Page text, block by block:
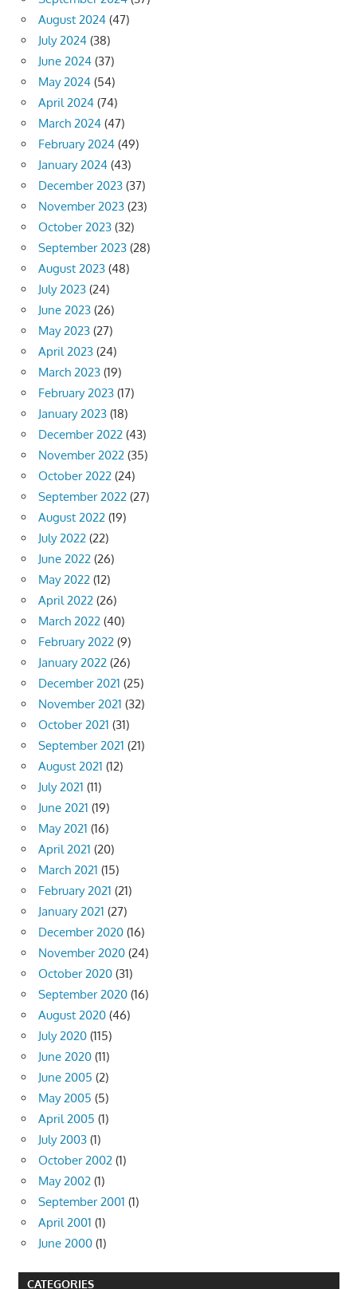
August 2024 (47)
July 2024 (38)
June 2024 (37)
May 2024 (54)
April 2024 (74)
March 2024 (47)
February 2024 (49)
January 2024 (43)
December 2023 (37)
November 2023 (23)
October 2023 (32)
September 2023 (28)
August 2023 (48)
July 2023 (24)
June 2023 (26)
May 2023 (27)
April 2023 (24)
March 2023 (19)
February 2023 (17)
January 2023 (18)
December 2022 (43)
November 2022 (35)
October 2022 (24)
September 2022 (27)
August 2022 (19)
July 2022 (22)
June 2022 (26)
May 2022 (12)
April 2022 (26)
March 2022 (40)
February 2022 (9)
January 2022 (26)
December 2021 (25)
November 2021 (32)
October 2021 (31)
September 2021 (21)
August 2021 (12)
July 2021 (11)
June 2021 (19)
May 2021 (16)
April 2021 (20)
March 2021 (15)
February 2021 (21)
January 2021 (27)
December 2020 (16)
November 2020 (24)
October 2020 (31)
September 2020 (16)
August 2020 (46)
July 2020 (115)
June 2020 (11)
June 2005 (2)
May 2005 (5)
April 2005 (1)
July 2003 (1)
October 2002 (1)
May 2002 (1)
September 2001 (1)
April 2001 (1)
June 2000 (1)
CATEGORIES